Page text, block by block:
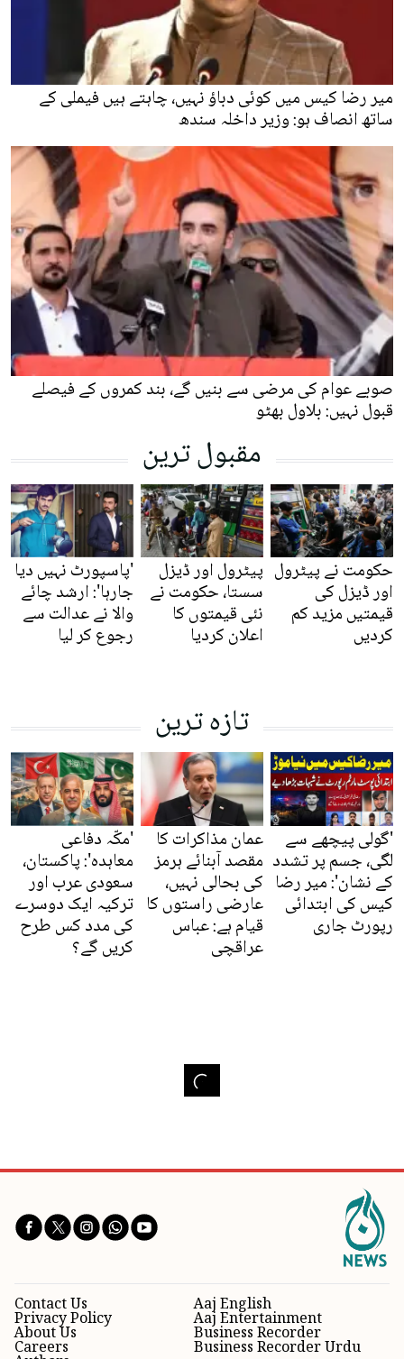
میر رضا کیس میں کوئی دباؤ نہیں، چاہتے ہیں فیملی کے
ساتھ انصاف ہو: وزیر داخلہ سندھ
صوبے عوام کی مرضی سے بنیں گے، بند کمروں کے فیصلے
قبول نہیں: بلاول بھٹو
مقبول ترین
حکومت نے پیٹرول
اور ڈیزل کی
قیمتیں مزید کم
کردیں
پیٹرول اور ڈیزل
سستا، حکومت نے
نئی قیمتوں کا
اعلان کردیا
'پاسپورٹ نہیں دیا
جارہا': ارشد چائے
والا نے عدالت سے
رجوع کر لیا
تازہ ترین
'گولی پیچھے سے
لگی، جسم پر تشدد
کے نشان': میر رضا
کیس کی ابتدائی
رپورٹ جاری
عمان مذاکرات کا
مقصد آبنائے ہرمز
کی بحالی نہیں،
عارضی راستوں کا
قیام ہے: عباس
عراقچی
'مکّہ دفاعی
معاہدہ': پاکستان،
سعودی عرب اور
ترکیہ ایک دوسرے
کی مدد کس طرح
کریں گے؟
Aaj English
Aaj Entertainment
Business Recorder
Business Recorder Urdu
Contact Us
Privacy Policy
About Us
Careers